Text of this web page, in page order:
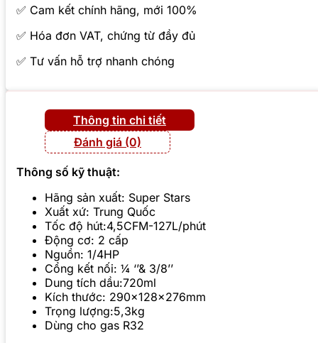
✅ Cam kết chính hãng, mới 100%
✅ Hóa đơn VAT, chứng từ đầy đủ
✅ Tư vấn hỗ trợ nhanh chóng
Thông tin chi tiết
Đánh giá (0)
Thông số kỹ thuật:
Hãng sản xuất: Super Stars
Xuất xứ: Trung Quốc
Tốc độ hút:4,5CFM-127L/phút
Động cơ: 2 cấp
Nguồn: 1/4HP
Cổng kết nối: ¼ ‘’& 3/8’’
Dung tích dầu:720ml
Kích thước: 290x128x276mm
Trọng lượng:5,3kg
Dùng cho gas R32